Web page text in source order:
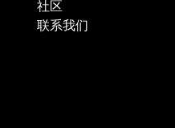
社区
联系我们